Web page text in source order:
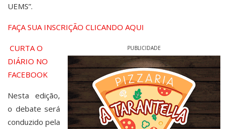
UEMS”.
FAÇA SUA INSCRIÇÃO CLICANDO AQUI
PUBLICIDADE
CURTA O
DIÁRIO NO
FACEBOOK
Nesta edição,
o debate será
conduzido pela